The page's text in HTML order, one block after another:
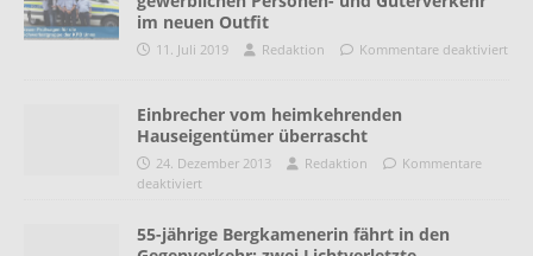
im neuen Outfit
11. Juli 2019 Redaktion Kommentare deaktiviert
Einbrecher vom heimkehrenden
Hauseigentümer überrascht
24. Dezember 2013 Redaktion
Kommentare
deaktiviert
55-jährige Bergkamenerin fährt in den